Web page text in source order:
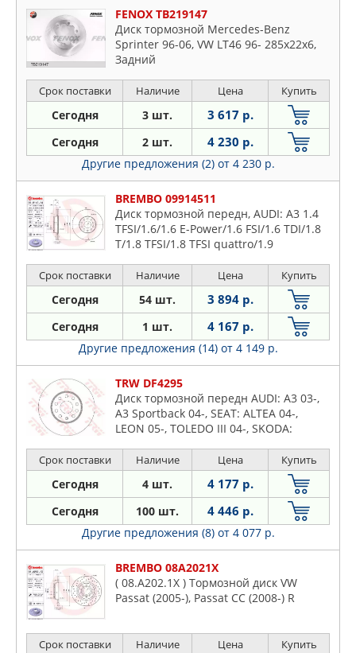
FENOX TB219147
Диск тормозной Mercedes-Benz
Sprinter 96-06, VW LT46 96- 285x22x6,
Задний
Срок поставки Наличие Цена Купить
Сегодня 3 шт. 3 617 р.
Сегодня 2 шт. 4 230 р.
Другие предложения (2) от 4 230 р.
BREMBO 09914511
Диск тормозной передн, AUDI: A3 1.4
TFSI/1.6/1.6 E-Power/1.6 FSI/1.6 TDI/1.8
T/1.8 TFSI/1.8 TFSI quattro/1.9
TDI 16V quattro/
Срок поставки Наличие Цена Купить
Сегодня 54 шт. 3 894 р.
Сегодня 1 шт. 4 167 р.
Другие предложения (14) от 4 149 р.
TRW DF4295
Диск тормозной передн AUDI: A3 03-,
A3 Sportback 04-, SEAT: ALTEA 04-,
LEON 05-, TOLEDO III 04-, SKODA:
SUPERB 02-, VW: CADDY
Срок поставки Наличие Цена Купить
Сегодня 4 шт. 4 177 р.
Сегодня 100 шт. 4 446 р.
Другие предложения (8) от 4 077 р.
BREMBO 08A2021X
( 08.A202.1X ) Тормозной диск VW
Passat (2005-), Passat CC (2008-) R
Срок поставки Наличие Цена Купить